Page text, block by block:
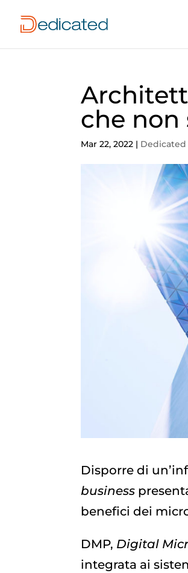
che non
Mar 22, 2022 | Dedicated
Disporre di
business
benefici dei
DMP, Digital
integrata ai